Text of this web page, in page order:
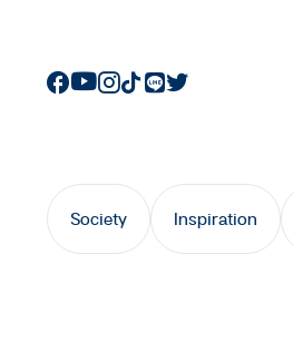
Society Inspiration